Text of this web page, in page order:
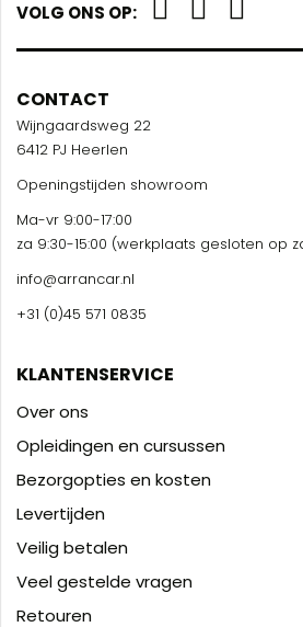
VOLG ONS OP:
CONTACT
Wijngaardsweg 22
6412 PJ Heerlen
Openingstijden showroom
Ma-vr 9:00-17:00
za 9:30-15:00 (werkplaats gesloten op
info@arrancar.nl
+31 (0)45 571 0835
KLANTENSERVICE
Over ons
Opleidingen en cursussen
Bezorgopties en kosten
Levertijden
Veilig betalen
Veel gestelde vragen
Retouren